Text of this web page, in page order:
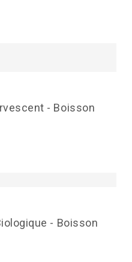
- Boisson
- Boisson